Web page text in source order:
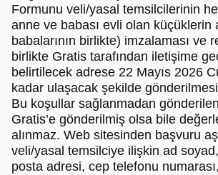
Formunu veli/yasal temsilcilerinin
anne ve babası evli olan küçüklerin
babalarının birlikte) imzalaması ve
birlikte Gratis tarafından iletişime
belirtilecek adrese 22 Mayıs 2026
kadar ulaşacak şekilde
Bu koşullar sağlanmadan
Gratis’e gönderilmiş olsa bile
alınmaz. Web sitesinden başvuru
veli/yasal temsilciye ilişkin ad
posta adresi, cep telefonu